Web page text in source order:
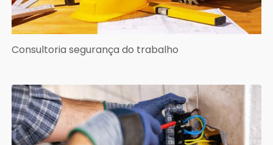
Consultoria segurança do trabalho